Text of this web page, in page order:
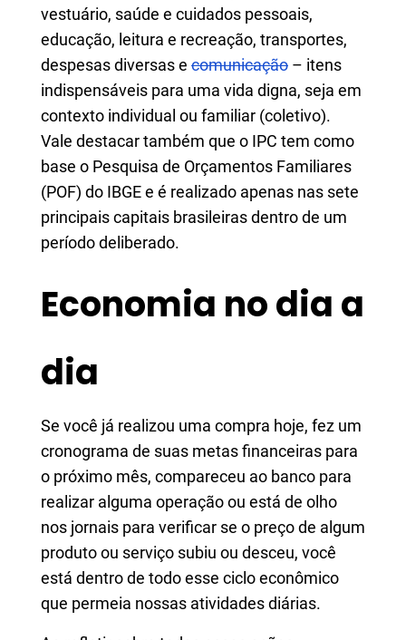
vestuário, saúde e cuidados pessoais,
educação, leitura e recreação, transportes,
despesas diversas e comunicação – itens
indispensáveis para uma vida digna, seja em
contexto individual ou familiar (coletivo).
Vale destacar também que o IPC tem como
base o Pesquisa de Orçamentos Familiares
(POF) do IBGE e é realizado apenas nas sete
principais capitais brasileiras dentro de um
período deliberado.
Economia no dia a
dia
Se você já realizou uma compra hoje, fez um
cronograma de suas metas financeiras para
o próximo mês, compareceu ao banco para
realizar alguma operação ou está de olho
nos jornais para verificar se o preço de algum
produto ou serviço subiu ou desceu, você
está dentro de todo esse ciclo econômico
que permeia nossas atividades diárias.